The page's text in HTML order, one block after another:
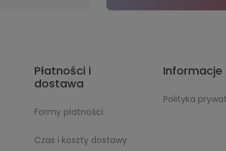
Płatności i
dostawa
Formy płatności
Czas i koszty dostawy
Informacje
Polityka